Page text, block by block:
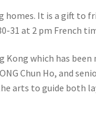
It is a gift to
31 at 2 pm French
Kong which has
Chun Ho, and
arts to guide both